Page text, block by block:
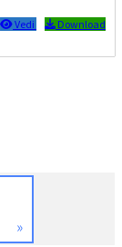
Vedi Download
»